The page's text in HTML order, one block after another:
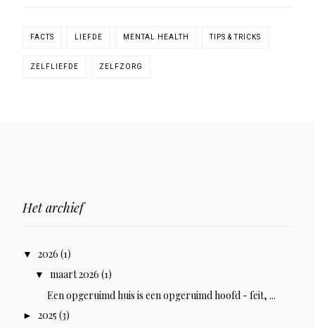
FACTS LIEFDE MENTAL HEALTH TIPS & TRICKS
ZELFLIEFDE ZELFZORG
Het archief
▼ 2026 (1)
▼ maart 2026 (1)
Een opgeruimd huis is een opgeruimd hoofd - feit, ...
► 2025 (3)